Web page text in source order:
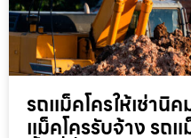
รถแม็คโครให้เช่านิ
แม็คโครรับจ้าง รถแ